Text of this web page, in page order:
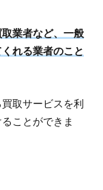
業者など、一般
れる業者のこと
取サービスを利
ことができま